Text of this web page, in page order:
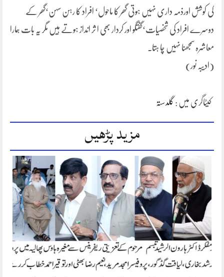
کی کوشش اورذمہ داری نہیں ہوتی گھر کا ماحول‘ افراد کا رہن سہن‘گھر کے
دوسرے افراد کی شخصیات‘گفتگو اور کردار بھی ا ثر انداز ہوتے ہیں مگر یہ بات ہمارا
معاشرہ سمجھنا نہیں چا ہتا۔
(ادیبہ نور)
کیٹاگری میں : گلدستہ
مزید پڑھیں